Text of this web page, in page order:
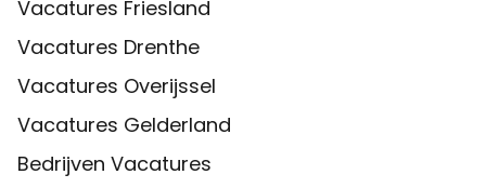
Vacatures Friesland
Vacatures Drenthe
Vacatures Overijssel
Vacatures Gelderland
Bedrijven Vacatures